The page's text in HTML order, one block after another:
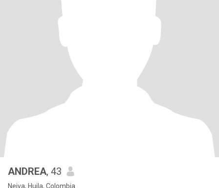
ANDREA, 43
Neiva, Huila, Colombia